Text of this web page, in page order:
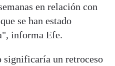
en relación con
se han estado
informa Efe.
significaría un retroceso